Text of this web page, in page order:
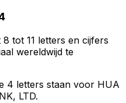
tot 11 letters en cijfers
wereldwijd te
4 letters staan voor HUA
LTD.